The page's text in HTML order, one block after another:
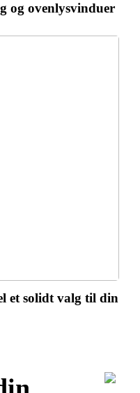
og ovenlysvinduer
et solidt valg til din